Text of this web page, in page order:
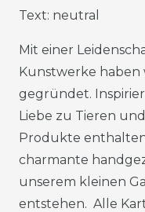
Text: neutral
Mit einer
Kunstwerke haben
gegründet.
Liebe zu Tieren
Produkte
charmante
unserem kleinen
entstehen. Alle